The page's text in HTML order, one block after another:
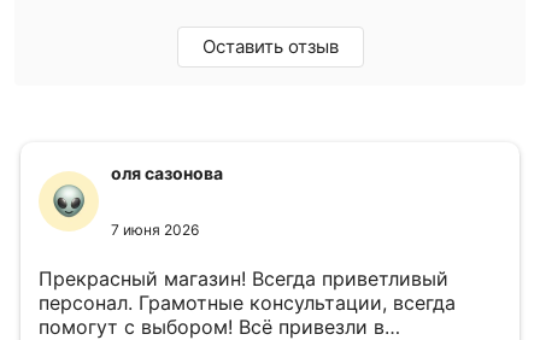
Оставить отзыв
оля сазонова
7 июня 2026
Прекрасный магазин! Всегда приветливый
персонал. Грамотные консультации, всегда
помогут с выбором! Всё привезли в